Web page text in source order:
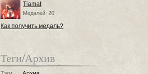
Tiamat
Медалей: 20
Как получить медаль?
Теги/Архив